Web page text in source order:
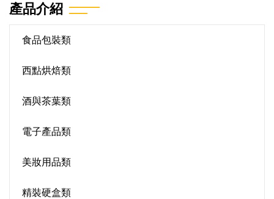
產品介紹
食品包裝類
西點烘焙類
酒與茶葉類
電子產品類
美妝用品類
精裝硬盒類